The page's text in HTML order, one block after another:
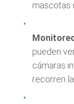
mascotas
pueden
cámaras
recorren